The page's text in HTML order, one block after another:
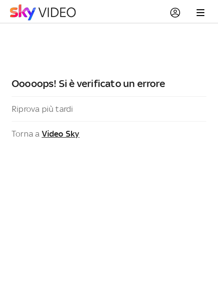
Ooooops! Si è verificato un errore
Riprova più tardi
Torna a Video Sky